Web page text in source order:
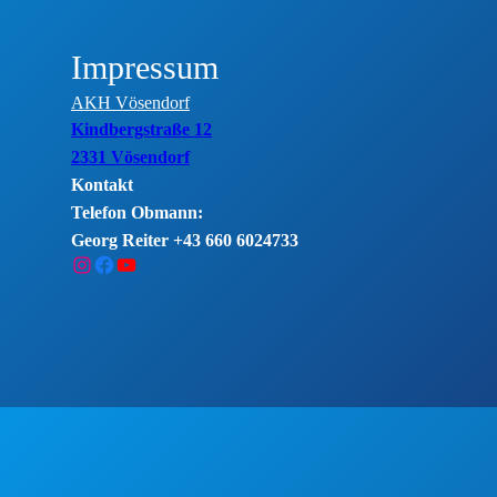
Impressum
AKH Vösendorf
Kindbergstraße 12
2331 Vösendorf
Kontakt
Telefon Obmann:
Georg Reiter +43 660 6024733
Instagram
Facebook
YouTube